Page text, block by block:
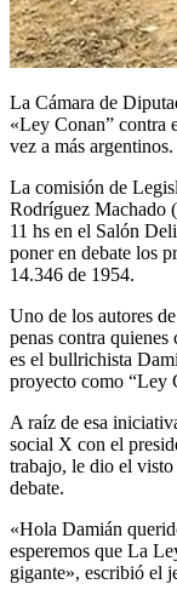
La Cámara de
«Ley Conan” contra
vez a más argentinos.
La comisión de
Rodríguez Machado
11 hs en el Salón
poner en debate los
14.346 de 1954.
Uno de los autores
penas contra quienes
es el bullrichista
proyecto como “Ley
A raíz de esa
social X con el
trabajo, le dio el
debate.
«Hola Damián
esperemos que La
gigante», escribió el